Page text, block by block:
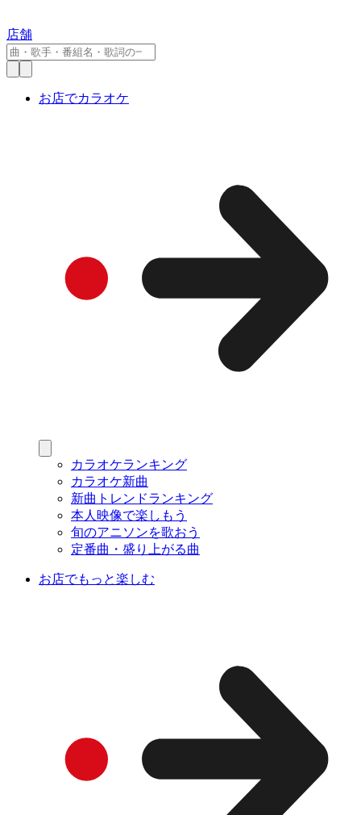
店舗
お店でカラオケ
カラオケランキング
カラオケ新曲
新曲トレンドランキング
本人映像で楽しもう
旬のアニソンを歌おう
定番曲・盛り上がる曲
お店でもっと楽しむ